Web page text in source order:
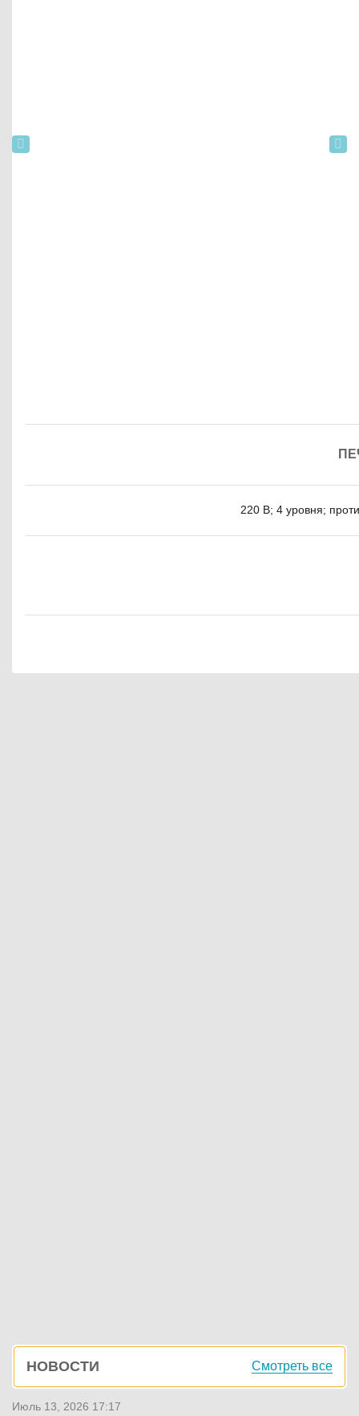
220 В; 4 уровня;
Боковая
панель
НОВОСТИ Смотреть все
Июль 13, 2026 17:17